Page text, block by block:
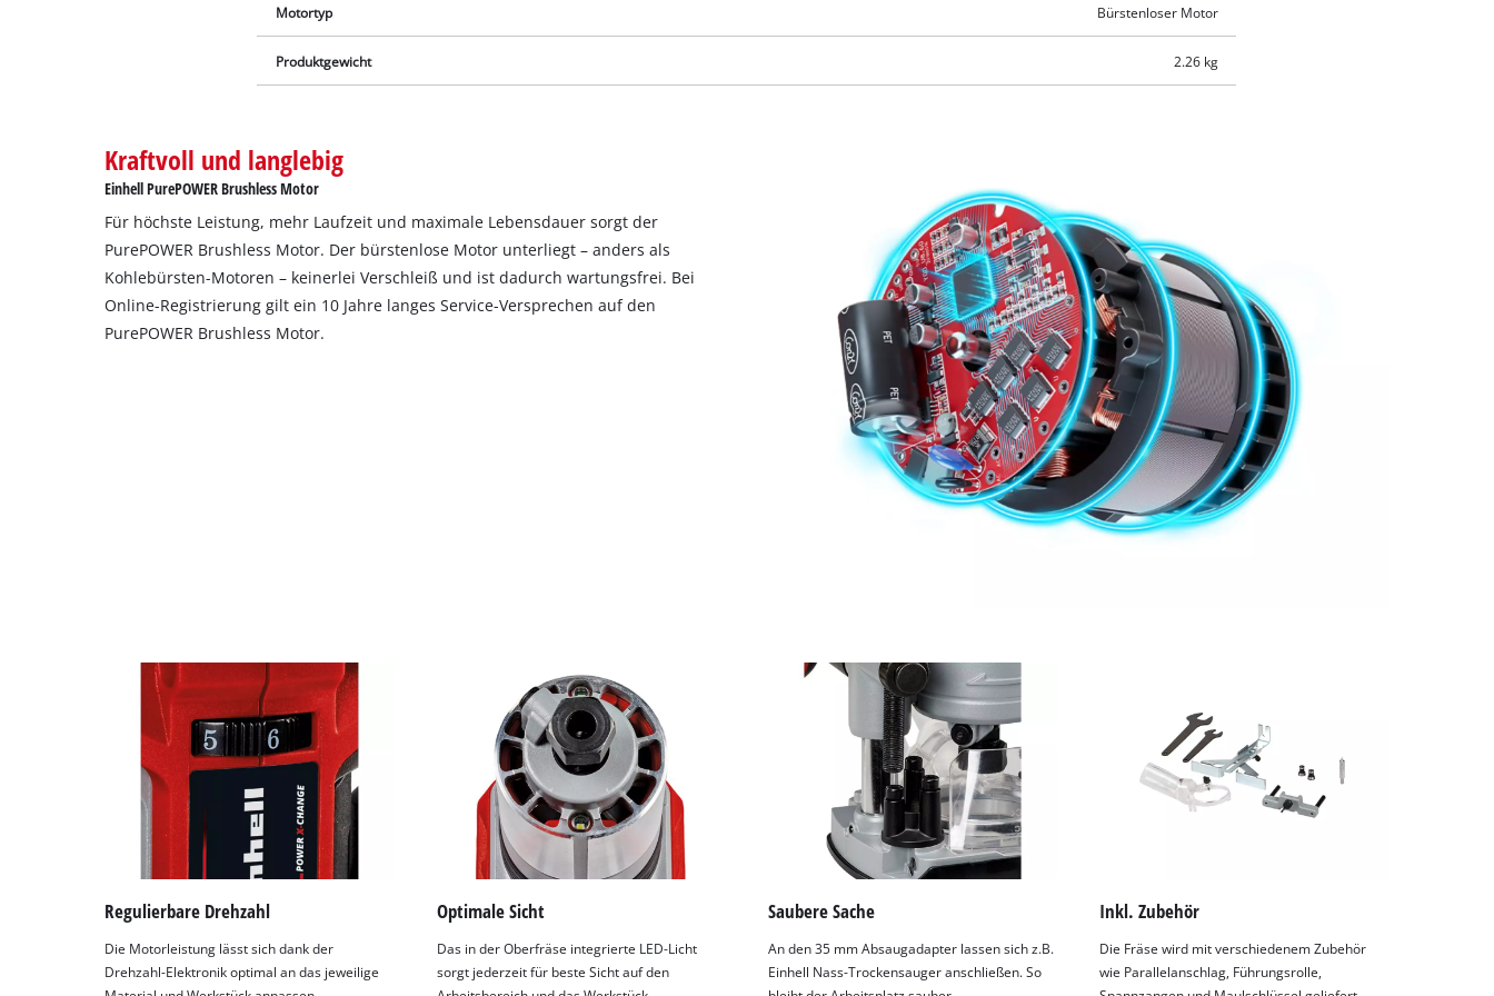
Motortyp Bürstenloser Motor
Produktgewicht 2.26 kg
Kraftvoll und langlebig
Einhell PurePOWER Brushless Motor
Für höchste Leistung, mehr Laufzeit und maximale Lebensdauer sorgt der
PurePOWER Brushless Motor. Der bürstenlose Motor unterliegt – anders als
Kohlebürsten-Motoren – keinerlei Verschleiß und ist dadurch wartungsfrei. Bei
Online-Registrierung gilt ein 10 Jahre langes Service-Versprechen auf den
PurePOWER Brushless Motor.
Regulierbare Drehzahl
Die Motorleistung lässt sich dank der
Drehzahl-Elektronik optimal an das jeweilige
Optimale Sicht
Das in der Oberfräse integrierte LED-Licht
sorgt jederzeit für beste Sicht auf den
Saubere Sache
An den 35 mm Absaugadapter lassen sich z.B.
Einhell Nass-Trockensauger anschließen. So
Inkl. Zubehör
Die Fräse wird mit verschiedenem Zubehör
wie Parallelanschlag, Führungsrolle,